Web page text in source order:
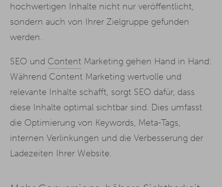
hochwertigen Inhalte nicht nur veröffentlicht,
sondern auch von Ihrer Zielgruppe gefunden
werden.
SEO und Content Marketing gehen Hand in Hand:
Während Content Marketing wertvolle und
relevante Inhalte schafft, sorgt SEO dafür, dass
diese Inhalte optimal sichtbar sind. Dies umfasst
die Optimierung von Keywords, Meta-Tags,
internen Verlinkungen und die Verbesserung der
Ladezeiten Ihrer Website.